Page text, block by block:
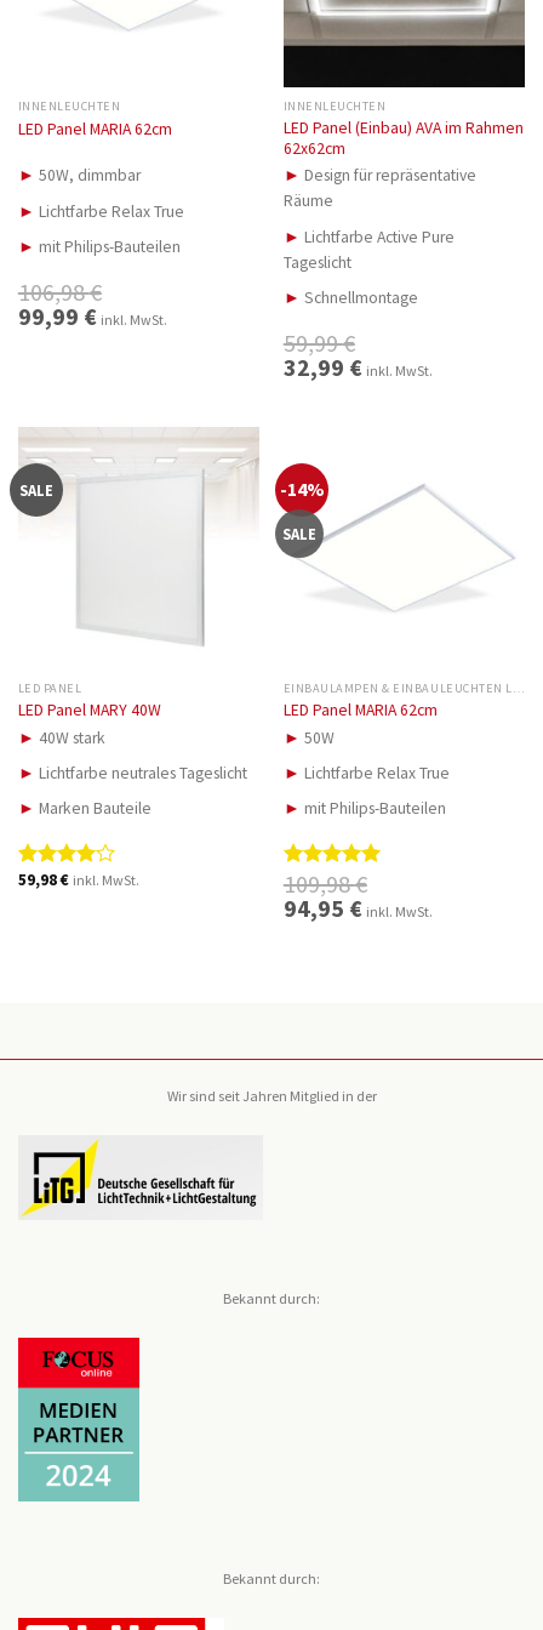
INNENLEUCHTEN
LED Panel MARIA 62cm
► 50W, dimmbar
► Lichtfarbe Relax True
► mit Philips-Bauteilen
106,98€
Ursprünglicher
Preis
99,99 €Aktueller
Preis
inkl. MwSt.
INNENLEUCHTEN
LED Panel (Einbau) AVA im Rahmen
62x62cm
► Design für repräsentative
Räume
► Lichtfarbe Active Pure
Tageslicht
► Schnellmontage
59,99€
Ursprünglicher
Preis
32,99 €Aktueller
Preis
inkl. MwSt.
SALE
LED PANEL
LED Panel MARY 40W
► 40W stark
► Lichtfarbe neutrales Tageslicht
► Marken Bauteile
Bewertet
59,98€ inkl. MwSt.
-14%
SALE
EINBAULAMPEN & EINBAULEUCHTEN LED
LED Panel MARIA 62cm
► 50W
► Lichtfarbe Relax True
► mit Philips-Bauteilen
Bewertet
mit 5.00
von 5
109,98€
Ursprünglicher
Preis
94,95 €Aktueller
Preis
inkl. MwSt.
Wir sind seit Jahren Mitglied in der
Bekannt durch:
Bekannt durch: